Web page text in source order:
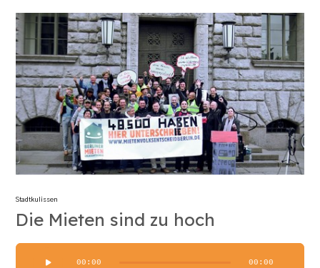
Stadtkulissen
Die Mieten sind zu hoch
00:00 00:00